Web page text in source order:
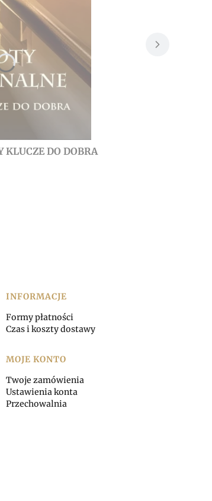
KLUCZE DO DOBRA
INFORMACJE
Formy płatności
Czas i koszty dostawy
MOJE KONTO
Twoje zamówienia
Ustawienia konta
Przechowalnia